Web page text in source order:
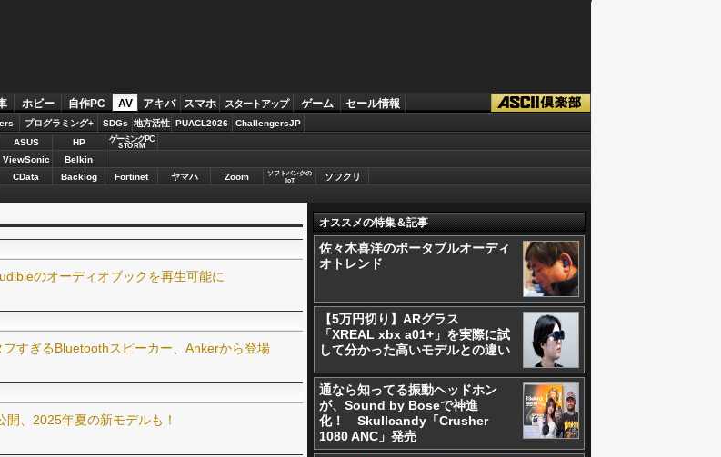
ホビー 自作PC AV アキバ スマホ スタートアップ ゲーム セール情報
プログラミング+ SDGs 地方活性 PUACL2026 ChallengersJP
ASUS HP ゲーミングPC
STORM
ViewSonic Belkin
CData Backlog Fortinet ヤマハ Zoom
ソフトバンクの
IoT
ソフクリ
のオーディオブックを再生可能に
すぎるBluetoothスピーカー、Ankerから登場
、2025年夏の新モデルも！
オススメの特集＆記事
佐々木喜洋のポータブルオーディ
オトレンド
【5万円切り】ARグラス
「XREAL xbx a01+」を実際に試
して分かった高いモデルとの違い
通なら知ってる振動ヘッドホン
が、Sound by Boseで神進
化！ Skullcandy「Crusher
1080 ANC」発売